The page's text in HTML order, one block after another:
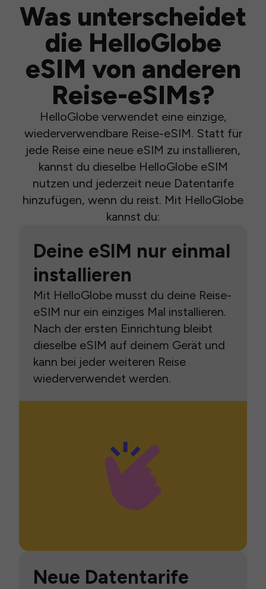
Was unterscheidet
die HelloGlobe
eSIM von anderen
Reise-eSIMs?
HelloGlobe verwendet eine einzige,
wiederverwendbare Reise-eSIM. Statt für
jede Reise eine neue eSIM zu installieren,
kannst du dieselbe HelloGlobe eSIM
nutzen und jederzeit neue Datentarife
hinzufügen, wenn du reist. Mit HelloGlobe
kannst du:
Deine eSIM nur einmal
installieren
Mit HelloGlobe musst du deine Reise-
eSIM nur ein einziges Mal installieren.
Nach der ersten Einrichtung bleibt
dieselbe eSIM auf deinem Gerät und
kann bei jeder weiteren Reise
wiederverwendet werden.
Neue Datentarife